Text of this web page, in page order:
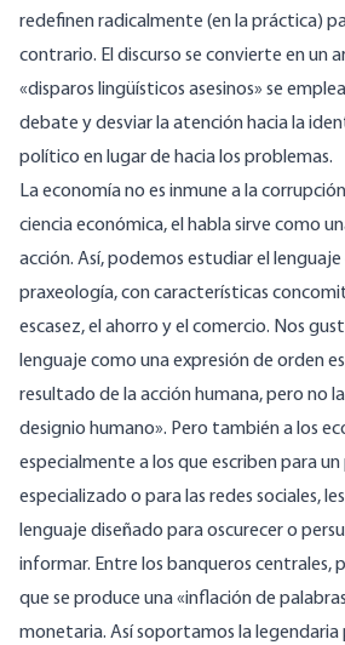
redefinen radicalmente (en la práctica)
contrario. El discurso se convierte en un
«disparos lingüísticos asesinos» se
debate y desviar la atención hacia la
político en lugar de hacia los problemas.
La economía no es inmune a la
ciencia económica, el habla sirve como
acción. Así, podemos estudiar el
praxeología, con características
escasez, el ahorro y el comercio. Nos
lenguaje como una expresión de orden
resultado de la acción humana, pero no
designio humano». Pero también a los
especialmente a los que escriben para
especializado o para las redes sociales,
lenguaje diseñado para oscurecer o
informar. Entre los banqueros centrales,
que se produce una «inflación de
monetaria. Así soportamos la legendaria